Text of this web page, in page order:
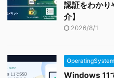
認証をわかり
介】
2026/8/1
OperatingSystem
Windows 11